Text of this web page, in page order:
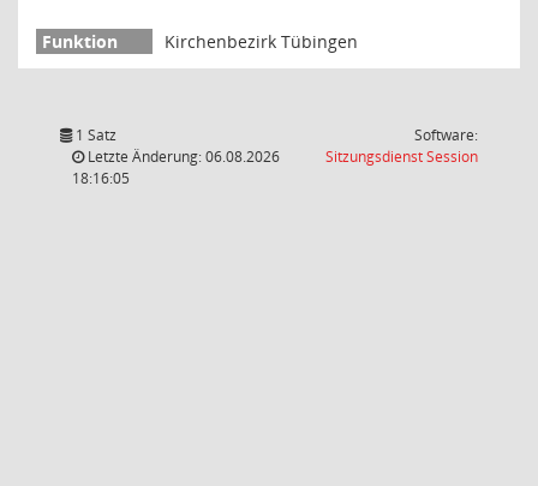
Kirchenbezirk Tübingen
1 Satz
Letzte Änderung: 06.08.2026
18:16:05
Software:
SitzungsdienstSession(Wird in